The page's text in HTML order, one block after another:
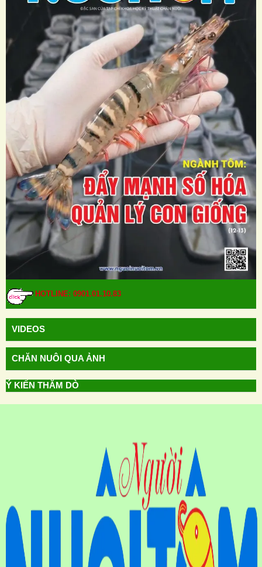
HOTLINE: 0901.01.10.83
VIDEOS
CHĂN NUÔI QUA ẢNH
Ý KIẾN THĂM DÒ